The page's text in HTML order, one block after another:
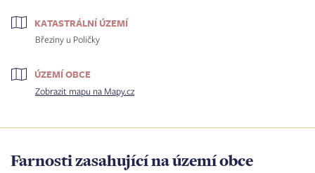
KATASTRÁLNÍ ÚZEMÍ
Březiny u Poličky
ÚZEMÍ OBCE
Zobrazit mapu na Mapy.cz
Farnosti zasahující na území obce